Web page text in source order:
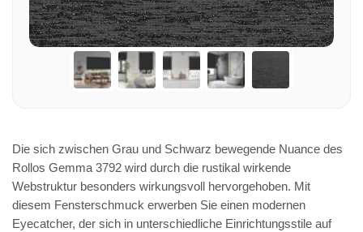
Die sich zwischen Grau und Schwarz bewegende Nuance des
Rollos Gemma 3792 wird durch die rustikal wirkende
Webstruktur besonders wirkungsvoll hervorgehoben. Mit
diesem Fensterschmuck erwerben Sie einen modernen
Eyecatcher, der sich in unterschiedliche Einrichtungsstile auf